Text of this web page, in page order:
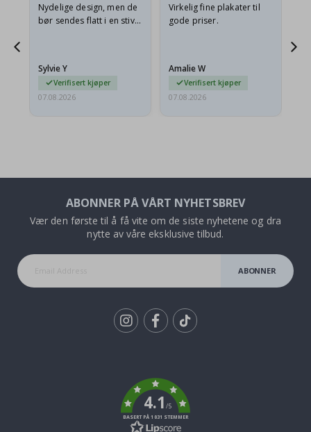
Nydelige design, men de
bør sendes flatt i en stiv
Sylvie Y
Verifisert kjøper
07.08.2026
Virkelig fine plakater til
gode priser.
Amalie W
Verifisert kjøper
07.08.2026
ABONNER PÅ VÅRT NYHETSBREV
Vær den første til å få vite om de siste nyhetene og dra
nytte av våre eksklusive tilbud.
ABONNER
4.1/5
BASERT PÅ 1031 STEMMER